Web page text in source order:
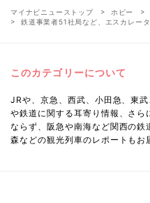
マイナビニューストップ ホビー
鉄道事業者51社局など、エスカレー
このカテゴリーについて
JRや、京急、西武、小田急、東
や鉄道に関する耳寄り情報、さ
ならず、阪急や南海など関西の
森などの観光列車のレポートもお